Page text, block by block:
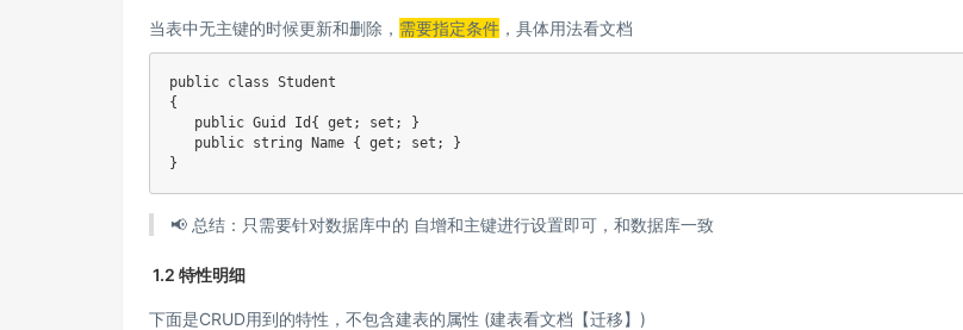
当表中无主键的时候更新和删除， 需要指定条件 ，具体用法看文档
public class Student
{
   public Guid Id{ get; set; }
   public string Name { get; set; }
}
📢 总结：只需要针对数据库中的 自增和主键进行设置即可，和数据库一致
1.2 特性明细
下面是CRUD用到的特性，不包含建表的属性 (建表看文档【迁移】)